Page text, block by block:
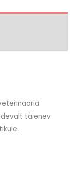
täienev